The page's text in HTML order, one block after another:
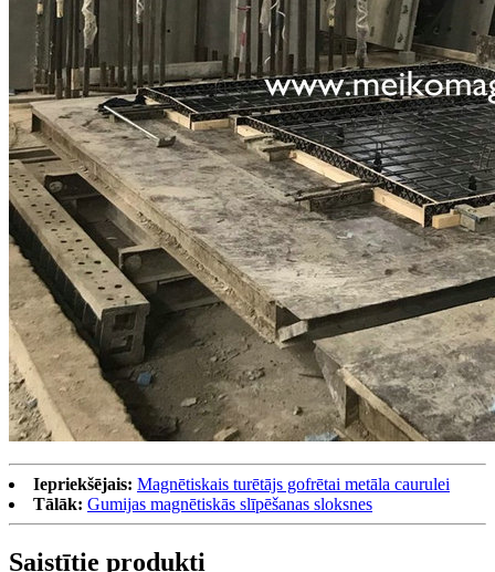
Iepriekšējais: Magnētiskais turētājs gofrētai metāla caurulei
Tālāk: Gumijas magnētiskās slīpēšanas sloksnes
Saistītie produkti